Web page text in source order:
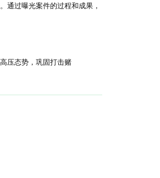
通过曝光案件的过程和成果，
压态势，巩固打击赌